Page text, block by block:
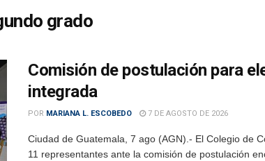
grado
Comisión de postulación para
integrada
POR MARIANA L. ESCOBEDO 7 DE AGOSTO DE 2026
Ciudad de Guatemala, 7 ago (AGN).- El Colegio de
11 representantes ante la comisión de postulación